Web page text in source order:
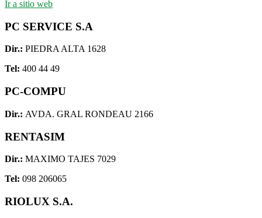
Ir a sitio web
PC SERVICE S.A
Dir.: PIEDRA ALTA 1628
Tel: 400 44 49
PC-COMPU
Dir.: AVDA. GRAL RONDEAU 2166
RENTASIM
Dir.: MAXIMO TAJES 7029
Tel: 098 206065
RIOLUX S.A.